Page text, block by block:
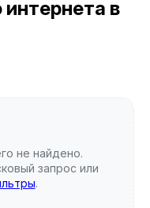
в
не найдено.
запрос или
.